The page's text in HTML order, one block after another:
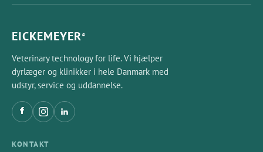
EICKEMEYER®
Veterinary technology for life. Vi hjælper
dyrlæger og klinikker i hele Danmark med
udstyr, service og uddannelse.
KONTAKT